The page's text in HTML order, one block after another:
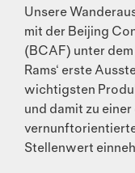
Unsere
mit der Beijing
(BCAF) unter dem
Rams‘ erste
wichtigsten
und damit zu
Stellenwert